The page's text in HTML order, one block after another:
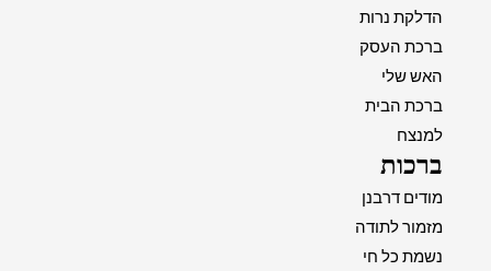
הדלקת נרות
ברכת העסק
האש שלי
ברכת הבית
למנצח
ברכות
מודים דרבנן
מזמור לתודה
נשמת כל חי